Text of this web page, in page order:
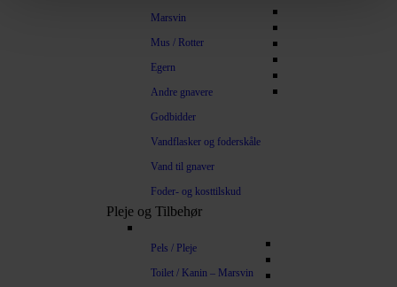
Marsvin
Mus / Rotter
Egern
Andre gnavere
Godbidder
Vandflasker og foderskåle
Vand til gnaver
Foder- og kosttilskud
Pleje og Tilbehør
Pels / Pleje
Toilet / Kanin – Marsvin